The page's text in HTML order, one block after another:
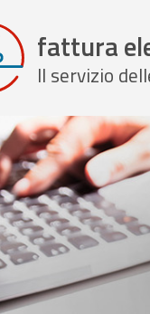
fattura
Il servizio